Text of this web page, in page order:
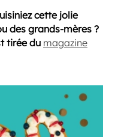
cette jolie
des grands-mères ?
tirée du magazine